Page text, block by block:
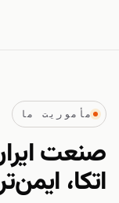
مأموریت ما
صنعت
اتکا،